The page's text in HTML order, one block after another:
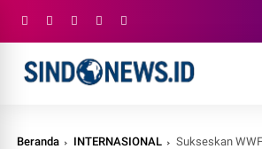
Beranda INTERNASIONAL Sukseskan WWF ke-10, BIN